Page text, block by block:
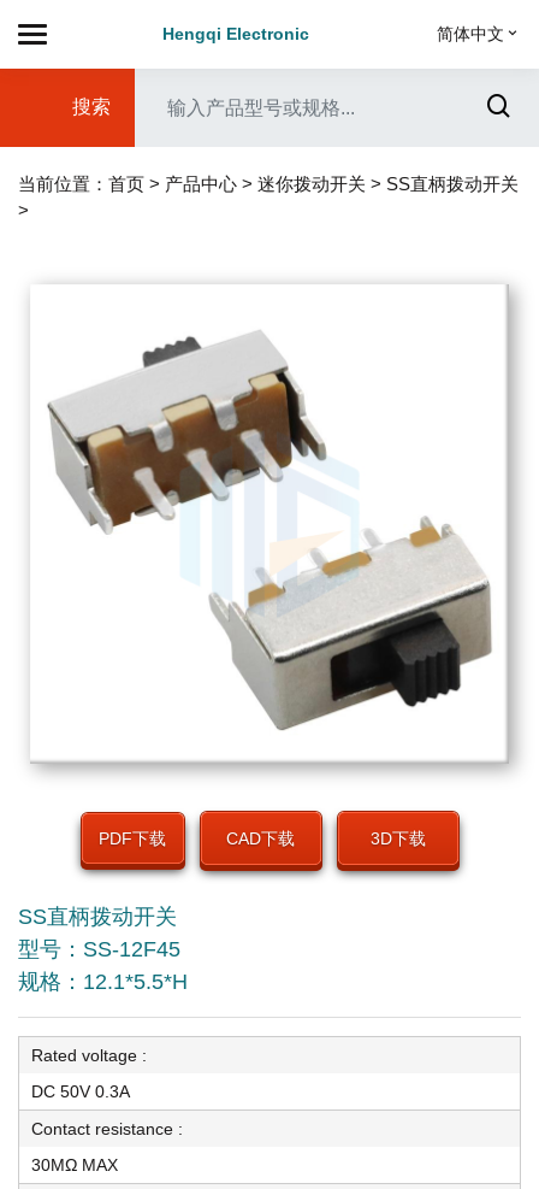
Hengqi Electronic 简体中文
搜索
当前位置： 首页 > 产品中心 > 迷你拨动开关 > SS直柄拨动开关
>
PDF下载 CAD下载 3D下载
SS直柄拨动开关
型号：SS-12F45
规格：12.1*5.5*H
Rated voltage :
DC 50V 0.3A
Contact resistance :
30MΩ MAX